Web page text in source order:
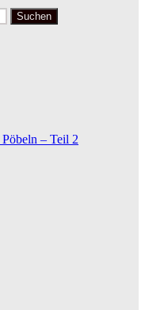
Suchen
– Teil 2